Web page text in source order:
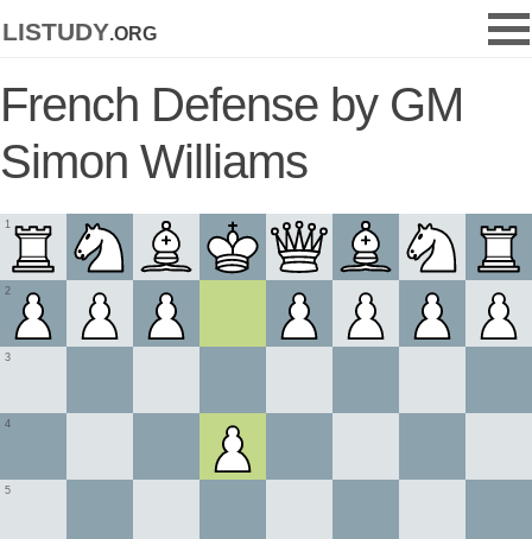
listudy.org
French Defense by GM
Simon Williams
1
2
3
4
5